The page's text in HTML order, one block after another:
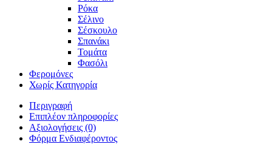
Ρόκα
Σέλινο
Σέσκουλο
Σπανάκι
Τομάτα
Φασόλι
Φερομόνες
Χωρίς Κατηγορία
Περιγραφή
Επιπλέον πληροφορίες
Αξιολογήσεις (0)
Φόρμα Ενδιαφέροντος